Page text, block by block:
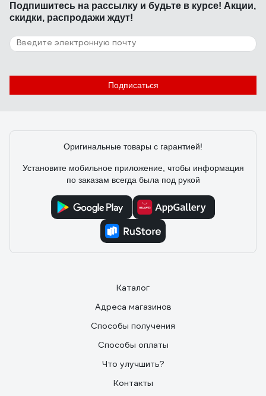
Подпишитесь на рассылку и будьте в курсе! Акции,
скидки, распродажи ждут!
Подписаться
Оригинальные товары с гарантией!
Установите мобильное приложение, чтобы информация
по заказам всегда была под рукой
Каталог
Адреса магазинов
Способы получения
Способы оплаты
Что улучшить?
Контакты